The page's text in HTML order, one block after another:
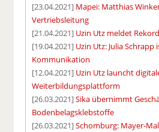
[23.04.2021] Mapei: Matthias
Vertriebsleitung
[21.04.2021] Uzin Utz meldet
[19.04.2021] Uzin Utz: Julia
Kommunikation
[12.04.2021] Uzin Utz launcht
Weiterbildungsplattform
[26.03.2021]Sika übernimmt
Bodenbelagsklebstoffe
[26.03.2021]Schomburg: Mayer-